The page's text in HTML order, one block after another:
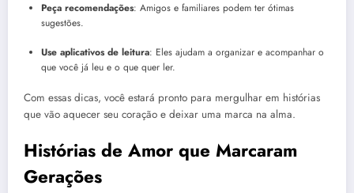
Peça recomendações: Amigos e familiares podem ter ótimas
sugestões.
Use aplicativos de leitura: Eles ajudam a organizar e acompanhar o
que você já leu e o que quer ler.
Com essas dicas, você estará pronto para mergulhar em histórias
que vão aquecer seu coração e deixar uma marca na alma.
Histórias de Amor que Marcaram
Gerações